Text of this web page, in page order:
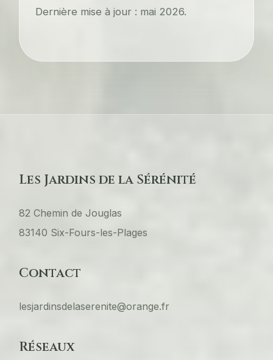
Dernière mise à jour : mai 2026.
Les Jardins de la Sérénité
82 Chemin de Jouglas
83140 Six-Fours-les-Plages
Contact
lesjardinsdelaserenite@orange.fr
Réseaux